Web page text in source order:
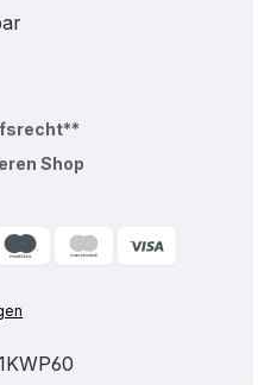
Shop